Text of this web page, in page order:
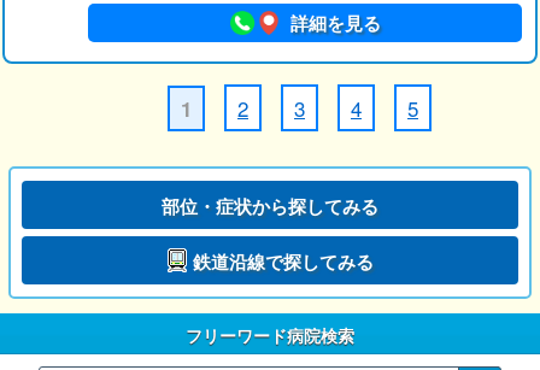
詳細を見る
1 2 3 4 5
部位・症状から探してみる
鉄道沿線で探してみる
フリーワード病院検索